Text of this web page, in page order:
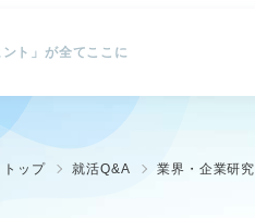
ト」が全てここに
トップ 就活Q&A 業界・企業研究